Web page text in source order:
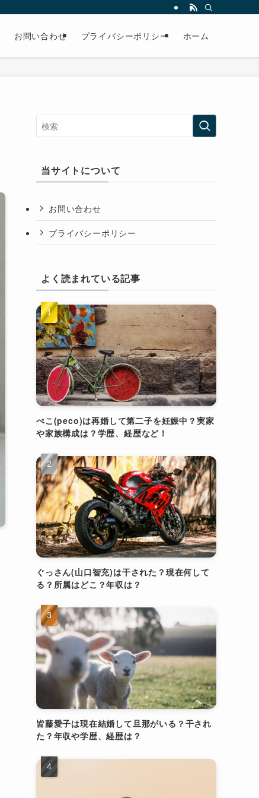
お問い合わせ プライバシーポリシー ホーム
当サイトについて
お問い合わせ
プライバシーポリシー
よく読まれている記事
ぺこ(peco)は再婚して第二子を妊娠中？実家
や家族構成は？学歴、経歴など！
ぐっさん(山口智充)は干された？現在何して
る？所属はどこ？年収は？
皆藤愛子は現在結婚して旦那がいる？干され
た？年収や学歴、経歴は？